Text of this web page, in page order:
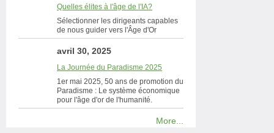
Quelles élites à l'âge de l'IA?
Sélectionner les dirigeants capables
de nous guider vers l'Âge d'Or
avril 30, 2025
La Journée du Paradisme 2025
1er mai 2025, 50 ans de promotion du
Paradisme : Le système économique
pour l'âge d'or de l'humanité.
More...